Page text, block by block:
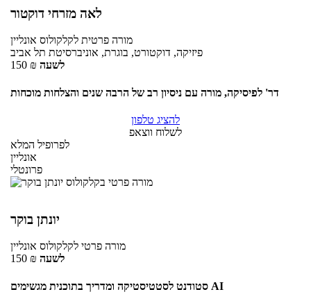
לאה מזרחי דוקטור
מורה פרטית לקלקולוס אונליין
פיזיקה, דוקטורט, בוגרת, אוניברסיטת תל אביב
150 ₪ לשעה
דר' לפיסיקה, מורה עם ניסיון רב של הרבה שנים והצלחות מוכחות
להציג טלפון
לשלוח ווצאפ
לפרופיל המלא
אונליין
פרונטלי
יונתן בוקר
מורה פרטי לקלקולוס אונליין
150 ₪ לשעה
סטודנט לסטטיסטיקה ומדריך בתוכנית מגשימים AI